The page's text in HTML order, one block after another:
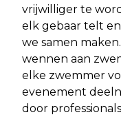
vrijwilliger te
elk gebaar telt
we samen
wennen aan
elke zwemmer
evenement
door